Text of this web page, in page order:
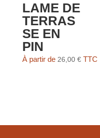
LAME DE
TERRAS
SE EN
PIN
À partir de 26,00 € TTC